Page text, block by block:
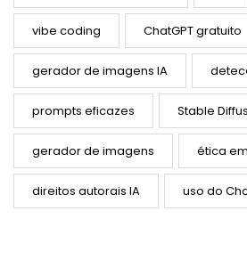
vibe coding ChatGPT gratuito
gerador de imagens IA
prompts eficazes Stable
gerador de imagens ética
direitos autorais IA uso do